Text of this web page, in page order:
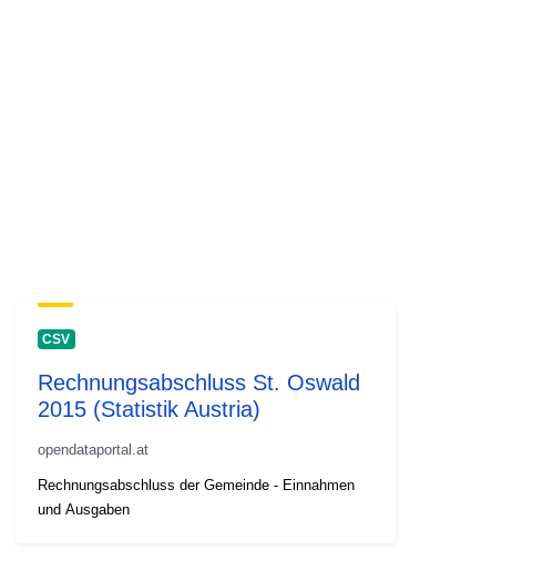
CSV
Rechnungsabschluss St. Oswald
2015 (Statistik Austria)
opendataportal.at
Rechnungsabschluss der Gemeinde - Einnahmen
und Ausgaben